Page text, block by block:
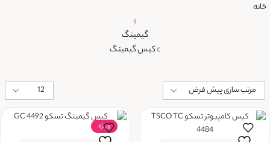
خانه
»
گیمینگ
»کیس گیمینگ
ویــژه